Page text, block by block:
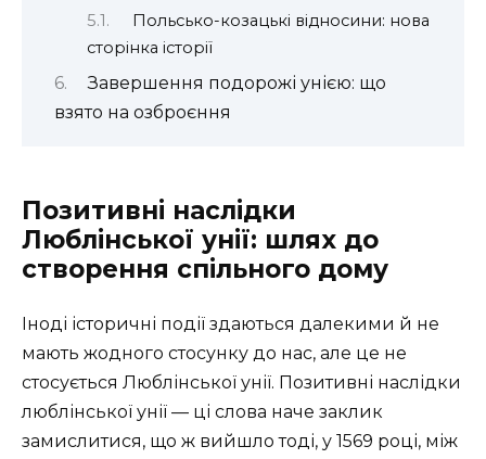
Польсько-козацькі відносини: нова
сторінка історії
Завершення подорожі унією: що
взято на озброєння
Позитивні наслідки
Люблінської унії: шлях до
створення спільного дому
Іноді історичні події здаються далекими й не
мають жодного стосунку до нас, але це не
стосується Люблінської унії. Позитивні наслідки
люблінської унії — ці слова наче заклик
замислитися, що ж вийшло тоді, у 1569 році, між